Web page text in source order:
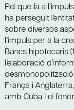
Pel que fa a
ha perseguit
sobre diversos
l’impuls per a la
Bancs hipotecaris
l’elaboració
França i
amb Cuba i el